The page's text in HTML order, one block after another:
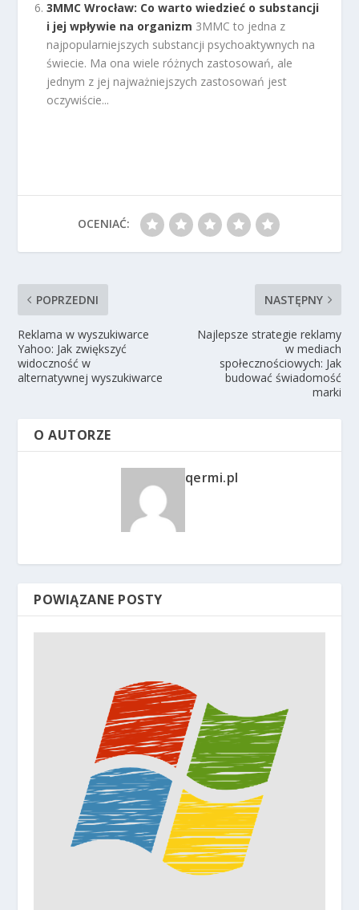
3MMC Wrocław: Co warto wiedzieć o substancji
i jej wpływie na organizm 3MMC to jedna z
najpopularniejszych substancji psychoaktywnych na
świecie. Ma ona wiele różnych zastosowań, ale
jednym z jej najważniejszych zastosowań jest
oczywiście...
OCENIAĆ:
POPRZEDNI
Reklama w wyszukiwarce
Yahoo: Jak zwiększyć
widoczność w
alternatywnej wyszukiwarce
NASTĘPNY
Najlepsze strategie reklamy
w mediach
społecznościowych: Jak
budować świadomość
marki
O AUTORZE
qermi.pl
POWIĄZANE POSTY